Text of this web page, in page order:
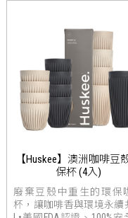
【Huskee】澳洲咖啡豆
保杯 (4入)
廢棄豆殼中重生的環保
杯，讓咖啡香與環境永續